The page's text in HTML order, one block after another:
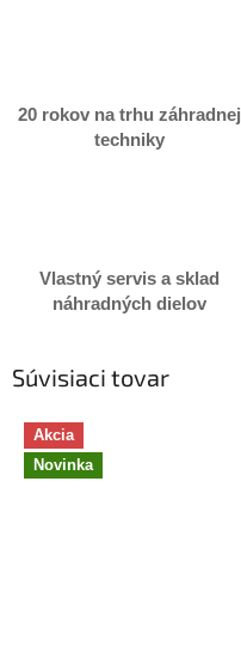
20 rokov na trhu záhradnej
techniky
Vlastný servis a sklad
náhradných dielov
Súvisiaci tovar
Akcia
Novinka